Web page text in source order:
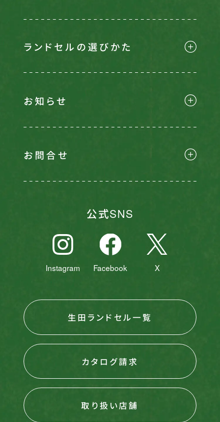
ランドセルの選びかた
お知らせ
お問合せ
公式SNS
Instagram Facebook X
生田ランドセル一覧
カタログ請求
取り扱い店舗